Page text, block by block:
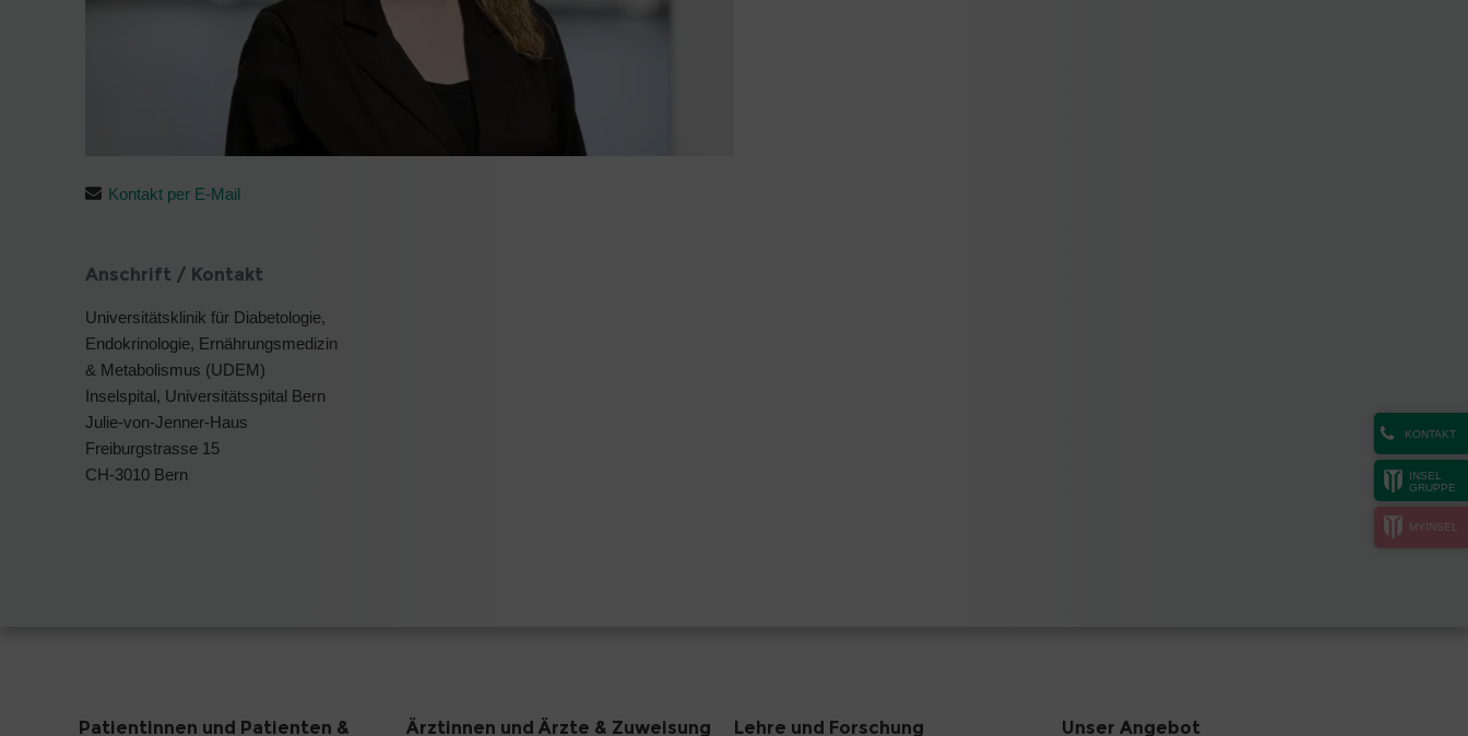
KONTAKT
INSEL
GRUPPE
MYINSEL
Kontakt per E-Mail
Anschrift / Kontakt
Universitätsklinik für Diabetologie,
Endokrinologie, Ernährungsmedizin
& Metabolismus (UDEM)
Inselspital, Universitätsspital Bern
Julie-von-Jenner-Haus
Freiburgstrasse 15
CH-3010 Bern
Patientinnen und Patienten &
Ärztinnen und Ärzte & Zuweisung Lehre und Forschung Unser Angebot